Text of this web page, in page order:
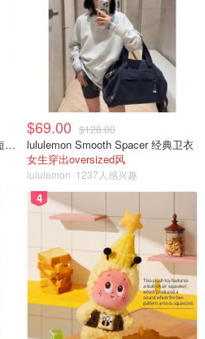
方 ，版权属于原作者
第一批进门的副警长手持非致命
办公室的成员。
lululemon Softstreme 女士高腰短裤 10cm
$69.00 $128.00
lululemon Smooth Spacer 经典卫衣
女生穿出oversized风
lululemon 1237人感兴趣
4